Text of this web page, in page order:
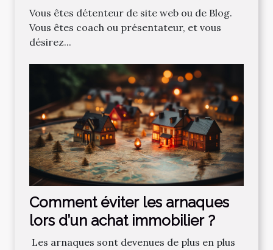
professionnelles ?
Vous êtes détenteur de site web ou de Blog.
Vous êtes coach ou présentateur, et vous
désirez...
Comment‌ ‌éviter‌ ‌les‌ ‌arnaques‌
‌lors‌ ‌d’un‌ ‌achat‌ ‌immobilier ?‌ ‌
‌ Les‌ ‌arnaques‌ ‌sont‌ ‌devenues‌ ‌de‌ ‌plus‌ ‌en‌ ‌plus‌